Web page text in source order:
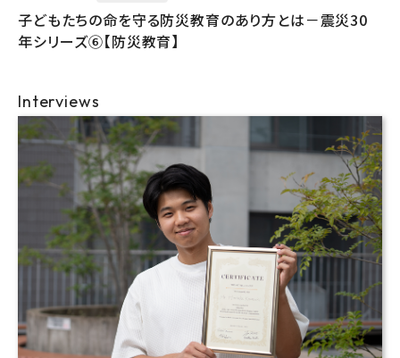
子どもたちの命を守る防災教育のあり方とは－震災30
年シリーズ⑥【防災教育】
Interviews